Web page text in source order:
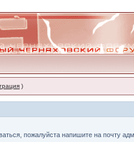
)
пожалуйста напишите на почту